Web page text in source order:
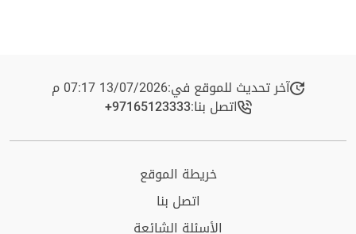
آخر تحديث للموقع في:13/07/2026 07:17 م
اتصل بنا:+97165123333​
خريطة الموقع
اتصل بنا
الأسئلة الشائعة